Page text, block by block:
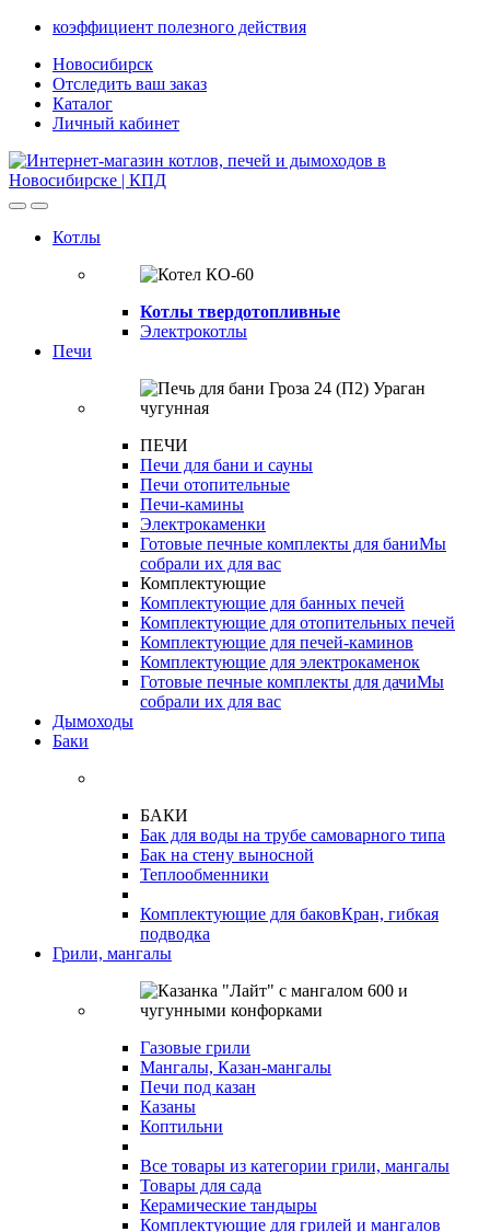
Skip
navigation
Skip
content
коэффициент полезного действия
Новосибирск
Отследить ваш заказ
Каталог
Личный кабинет
OpenClose
Котлы
Котлы твердотопливные
Электрокотлы
Печи
ПЕЧИ
Печи для бани и сауны
Печи отопительные
Печи-камины
Электрокаменки
Готовые печные комплекты для баниМы
собрали их для вас
Комплектующие
Комплектующие для банных печей
Комплектующие для отопительных печей
Комплектующие для печей-каминов
Комплектующие для электрокаменок
Готовые печные комплекты для дачиМы
собрали их для вас
Дымоходы
Баки
БАКИ
Бак для воды на трубе самоварного типа
Бак на стену выносной
Теплообменники
Комплектующие для баковКран, гибкая
подводка
Грили, мангалы
Газовые грили
Мангалы, Казан-мангалы
Печи под казан
Казаны
Коптильни
Все товары из категории грили, мангалы
Товары для сада
Керамические тандыры
Комплектующие для грилей и мангалов